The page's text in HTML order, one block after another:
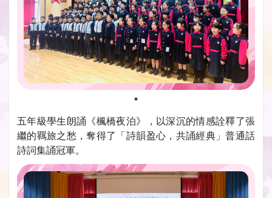
五年級學生朗誦《楓橋夜泊》，以深沉的情感詮釋了張
繼的羈旅之愁，奪得了「詩韻盈心，共誦經典」普通話
詩詞集誦冠軍。